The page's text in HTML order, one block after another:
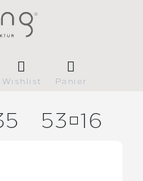
Wishlist Panier
5316